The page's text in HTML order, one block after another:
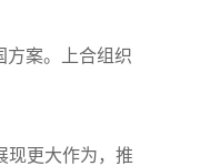
方案。上合组织
现更大作为，推